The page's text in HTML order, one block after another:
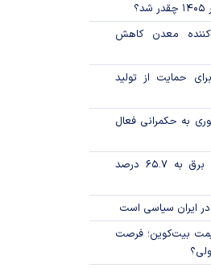
معدن کاهش
حمایت از تولید
به حکمرانی فعال
تورم فصلی بخش برق به ۶۵.۷ درصد
ایران سیاسی است
قیمت بیت‌کوین؛ فرصت